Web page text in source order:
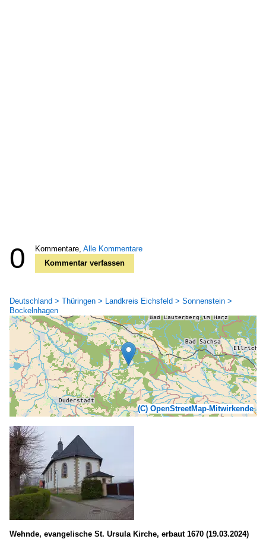
0 Kommentare, Alle Kommentare
Kommentar verfassen
Deutschland > Thüringen > Landkreis Eichsfeld > Sonnenstein >
Bockelnhagen
(C) OpenStreetMap-Mitwirkende
Wehnde, evangelische St. Ursula Kirche, erbaut 1670 (19.03.2024)